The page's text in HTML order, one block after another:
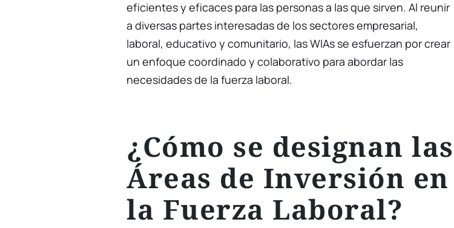
eficientes y eficaces para las personas a las que sirven. Al reunir
a diversas partes interesadas de los sectores empresarial,
laboral, educativo y comunitario, las WIAs se esfuerzan por crear
un enfoque coordinado y colaborativo para abordar las
necesidades de la fuerza laboral.
¿Cómo se designan las
Áreas de Inversión en
la Fuerza Laboral?